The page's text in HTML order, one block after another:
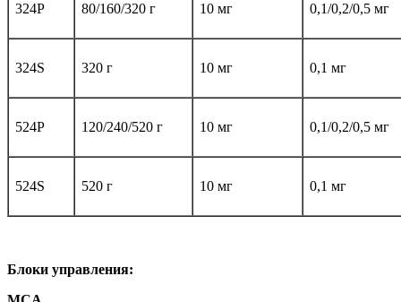
324P 80/160/320 г 10 мг 0,1/0,2/0,5 мг
324S 320 г 10 мг 0,1 мг
524P 120/240/520 г 10 мг 0,1/0,2/0,5 мг
524S 520 г 10 мг 0,1 мг
Блоки управления: